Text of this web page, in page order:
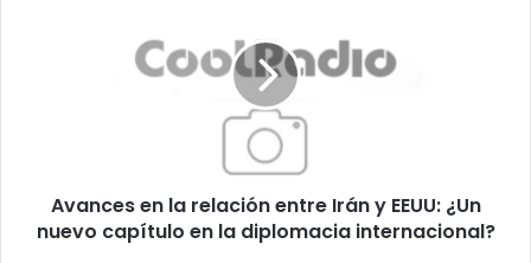
nuevo
capítulo
Avances en la relación entre Irán y EEUU: ¿Un
nuevo capítulo en la diplomacia internacional?